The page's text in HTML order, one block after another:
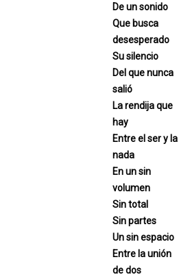
De un sonido
Que busca
desesperado
Su silencio
Del que nunca
salió
La rendija que
hay
Entre el ser y la
nada
En un sin
volumen
Sin total
Sin partes
Un sin espacio
Entre la unión
de dos